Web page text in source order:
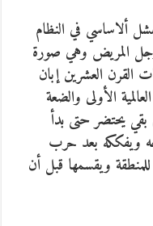
ألاساسي في النظام
المريض وهي صورة
القرن العشرين إبان
الأولى والضعة
بقي يحتضر حتى بدأ
ويفككه بعد حرب
ويقسمها قبل أن